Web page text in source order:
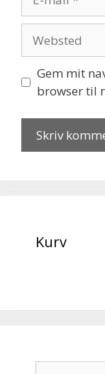
mail
Gem mit
browser til
Kurv